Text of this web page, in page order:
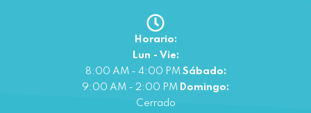
Horario:
Lun - Vie:
8:00 AM - 4:00 PM Sábado:
9:00 AM - 2:00 PM Domingo:
Cerrado